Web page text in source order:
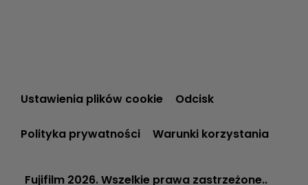
Ustawienia plików cookie Odcisk
Polityka prywatności Warunki korzystania
Fujifilm 2026. Wszelkie prawa zastrzeżone..